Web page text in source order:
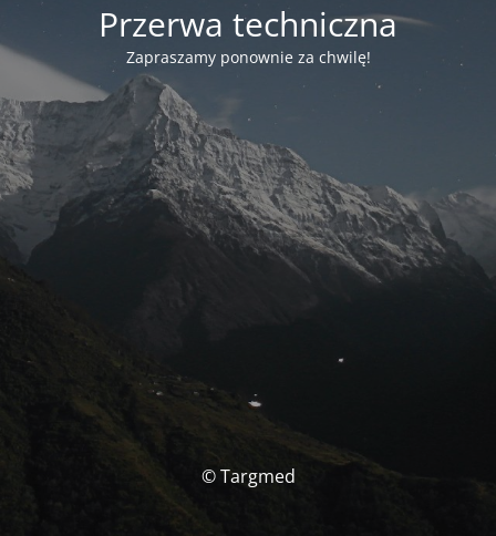
Przerwa techniczna
Zapraszamy ponownie za chwilę!
© Targmed